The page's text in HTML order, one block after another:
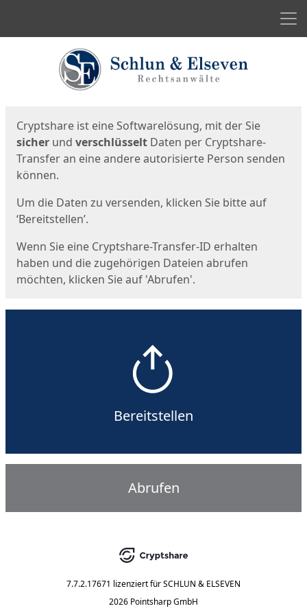
Cryptshare ist eine Softwarelösung, mit der Sie
sicher und verschlüsselt Daten per Cryptshare-
Transfer an eine andere autorisierte Person senden
können.
Um die Daten zu versenden, klicken Sie bitte auf
‘Bereitstellen’.
Wenn Sie eine Cryptshare-Transfer-ID erhalten
haben und die zugehörigen Dateien abrufen
möchten, klicken Sie auf 'Abrufen'.
Bereitstellen
Abrufen
7.7.2.17671 lizenziert fürSCHLUN & ELSEVEN
2026 Pointsharp GmbH